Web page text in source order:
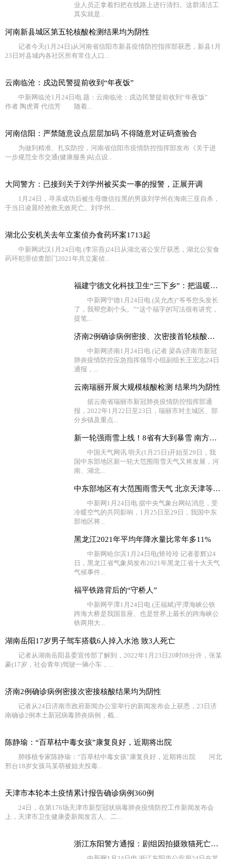
业人员正拿着扫把在线路上进行清扫。这群清洁工
其实就是...
河南新县城区第五轮核酸检测结果均为阴性
记者今天(1月24日)从河南省信阳市新县疫情防控指挥部获悉，新县1月
23日对县城内各社区所有常住人口...
云南临沧：戍边民警提前收到“年夜饭”
中新网临沧1月24日电 题：云南临沧：戍边民警提前收到“年夜饭”
作者 陶虎菁 代佶芳 随着...
河南信阳：严禁随意设点层层加码 不得随意对证码查验合
为做到精准、扎实防控，河南省信阳市疫情防控指挥部发布《关于进
一步规范全市交通(健康服务)站点设...
大同警方：已接到关于刘学州被买卖一事的报警，正展开调
1月24日，寻亲成功后被生母微信拉黑的男孩刘学州在海南三亚自杀，
于当日凌晨经抢救无效死亡。刘学州...
湖北公安机关去年立案侦办食药环案1713起
中新网武汉1月24日电 (李宗吾)24日从湖北省公安厅获悉，湖北公安食
药环犯罪侦查部门2021年共立案侦...
福建宁德文化科技卫生“三下乡”：把温暖送到百姓的心坎
中新网宁德1月24日电 (吴允杰)“爷爷您头发长
了，我帮您剃个头。”“这个福字的写法很有讲究，
提笔...
济南2例确诊病例密接、次密接首轮核酸检测结果均为阴性
中新网济南1月24日电 (记者 梁犇)济南市新冠
肺炎疫情防控应急指挥领导小组副组长王宏志24日
通报，...
云南瑞丽开展大规模核酸检测 结果均为阴性
据云南省瑞丽市新冠肺炎疫情防控指挥部通
报，2022年1月22日至23日，瑞丽市对主城区、部
分乡镇及重点...
新一轮强雨雪上线！8省有大到暴雪 南方湿冷将持续至春节
中国天气网讯 明天(1月25日)开始至29日，我
国中东部地区新一轮大范围雨雪天气又将发展，河
南、湖北...
中东部地区有大范围雨雪天气 北京天津等地有大雾
中新网1月24日电 据中央气象台网站消息，受
冷暖空气的共同影响，1月25日至29日，我国中东
部地区将...
黑龙江2021年平均年降水量比常年多11%
中新网哈尔滨1月24日电(矫玲玲 记者姜辉)24
日，黑龙江省气象局发布2021年黑龙江省十大天气
气候事件...
福平铁路背后的“守桥人”
中新网平潭1月24日电 (王福斌)平潭海峡公铁
跨海大桥是我国首座、也是世界上最长的跨海峡公
铁两用大...
湖南岳阳17岁男子驾车搭载6人掉入水池 致3人死亡
记者从湖南岳阳县委宣传部了解到，2022年1月23日20时08分许，张某
豪(17岁，社会青年)驾驶一辆小车，...
济南2例确诊病例密接次密接核酸结果均为阴性
记者从24日济南市政府新闻办公室举行的新闻发布会上获悉，23日济
南确诊2例本土新冠病毒肺炎病例，截...
陈静瑜：“百草枯中毒女孩”康复良好，近期将出院
肺移植专家陈静瑜：“百草枯中毒女孩”康复良好，近期将出院 河北
邢台18岁女孩马某萌被姐夫投毒...
天津市本轮本土疫情累计报告确诊病例360例
24日，在第176场天津市新型冠状病毒肺炎疫情防控工作新闻发布会
上，天津市卫生健康委新闻发言人、二...
浙江东阳警方通报：剧组因拍摄致猫死亡等事实不成立